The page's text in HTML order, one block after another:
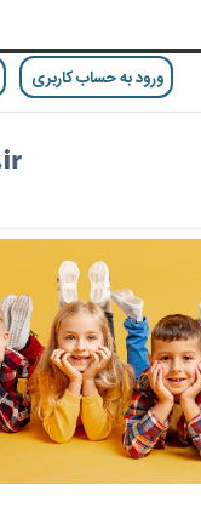
ورود به حساب کاربری